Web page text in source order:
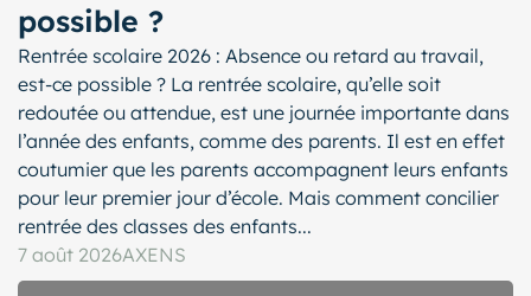
possible ?
Rentrée scolaire 2026 : Absence ou retard au travail,
est-ce possible ? La rentrée scolaire, qu’elle soit
redoutée ou attendue, est une journée importante dans
l’année des enfants, comme des parents. Il est en effet
coutumier que les parents accompagnent leurs enfants
pour leur premier jour d’école. Mais comment concilier
rentrée des classes des enfants...
7 août 2026AXENS